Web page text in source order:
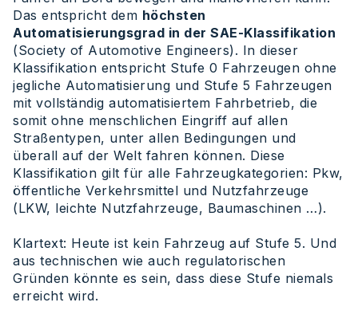
Das entspricht dem höchsten
Automatisierungsgrad in der SAE-Klassifikation
(Society of Automotive Engineers). In dieser
Klassifikation entspricht Stufe 0 Fahrzeugen ohne
jegliche Automatisierung und Stufe 5 Fahrzeugen
mit vollständig automatisiertem Fahrbetrieb, die
somit ohne menschlichen Eingriff auf allen
Straßentypen, unter allen Bedingungen und
überall auf der Welt fahren können. Diese
Klassifikation gilt für alle Fahrzeugkategorien: Pkw,
öffentliche Verkehrsmittel und Nutzfahrzeuge
(LKW, leichte Nutzfahrzeuge, Baumaschinen …).
Klartext: Heute ist kein Fahrzeug auf Stufe 5. Und
aus technischen wie auch regulatorischen
Gründen könnte es sein, dass diese Stufe niemals
erreicht wird.